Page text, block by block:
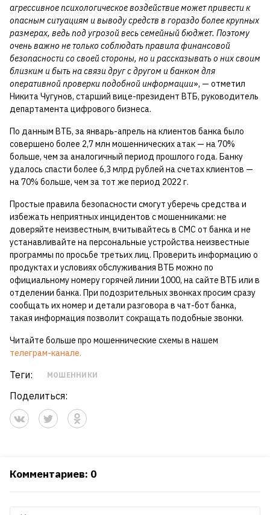
агрессивное психологическое воздействие может привести к
опасным ситуациям и выводу средств в гораздо более крупных
размерах, ведь под угрозой весь семейный бюджет. Поэтому
очень важно не только соблюдать правила финансовой
безопасности со своей стороны, но и рассказывать о них своим
близким и быть на связи друг с другом и банком для
оперативной проверки подобной информации», — отметил
Никита Чугунов, старший вице-президент ВТБ, руководитель
департамента цифрового бизнеса.
По данным ВТБ, за январь-апрель на клиентов банка было
совершено более 2,7 млн мошеннических атак — на 70%
больше, чем за аналогичный период прошлого года. Банку
удалось спасти более 6,3 млрд рублей на счетах клиентов —
на 70% больше, чем за тот же период 2022 г.
Простые правила безопасности смогут уберечь средства и
избежать неприятных инцидентов с мошенниками: не
доверяйте неизвестным, вчитывайтесь в СМС от банка и не
устанавливайте на персональные устройства неизвестные
программы по просьбе третьих лиц. Проверить информацию о
продуктах и условиях обслуживания ВТБ можно по
официальному номеру горячей линии 1000, на сайте ВТБ или в
отделении банка. При подозрительных звонках просим сразу
сообщать их номер и детали разговора в чат-бот банка,
такая информация позволит сокращать подобные звонки.
Читайте больше про мошеннические схемы в нашем
телеграм-канале.
Теги: МОШЕННИКИ
Поделиться:
Комментариев: 0